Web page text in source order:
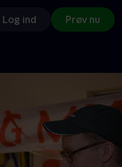
Log ind Prøv nu